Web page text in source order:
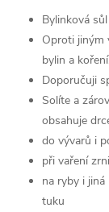
Bylinková
Oproti jiným
bylin a
Doporučuji
Solíte a
obsahuje
do vývarů i
při vaření
na ryby i
tuku